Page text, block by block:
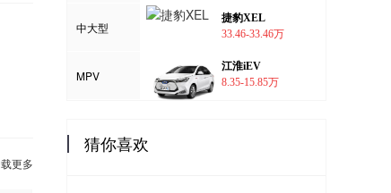
更多
中大型
MPV
捷豹XEL
33.46-33.46万
江淮iEV
8.35-15.85万
猜你喜欢